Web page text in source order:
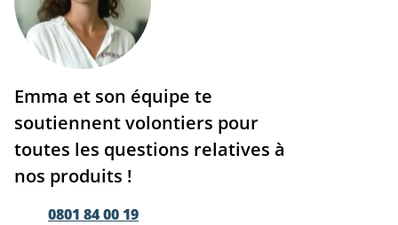
Emma et son équipe te
soutiennent volontiers pour
toutes les questions relatives à
nos produits !
0801 84 00 19